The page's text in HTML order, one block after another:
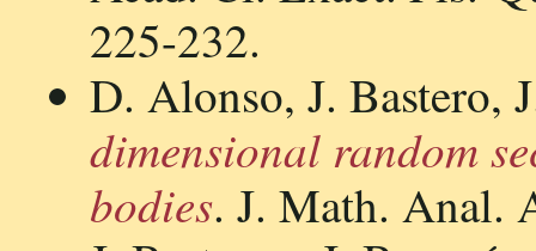
225-232.
D. Alonso, J. Bastero,
dimensional random
bodies. J. Math. Anal.